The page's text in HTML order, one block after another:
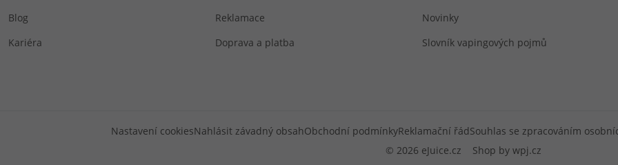
Blog
Kariéra
Reklamace
Doprava a platba
Novinky
Slovník vapingových pojmů
© 2026 eJuice.cz
Nastavení cookiesNahlásit závadný obsahObchodní podmínkyReklamační řádSouhlas se zpracováním
Shop by wpj.cz